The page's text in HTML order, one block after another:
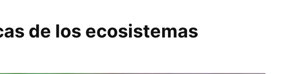
de los ecosistemas